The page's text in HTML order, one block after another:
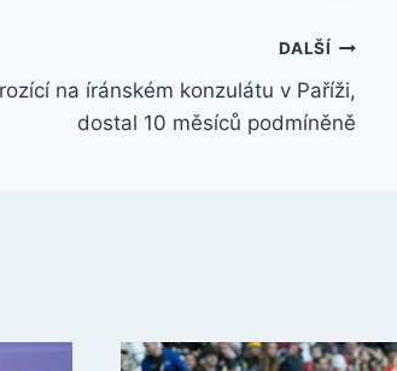
DALŠÍ
na íránském konzulátu v Paříži,
dostal 10 měsíců podmíněně